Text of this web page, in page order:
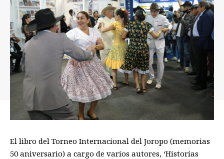
El libro del Torneo Internacional del Joropo (memorias
50 aniversario) a cargo de varios autores, ‘Historias